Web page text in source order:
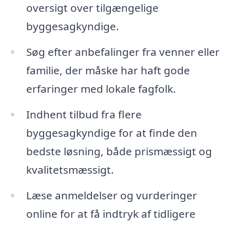
oversigt over tilgængelige
byggesagkyndige.
Søg efter anbefalinger fra venner eller
familie, der måske har haft gode
erfaringer med lokale fagfolk.
Indhent tilbud fra flere
byggesagkyndige for at finde den
bedste løsning, både prismæssigt og
kvalitetsmæssigt.
Læse anmeldelser og vurderinger
online for at få indtryk af tidligere